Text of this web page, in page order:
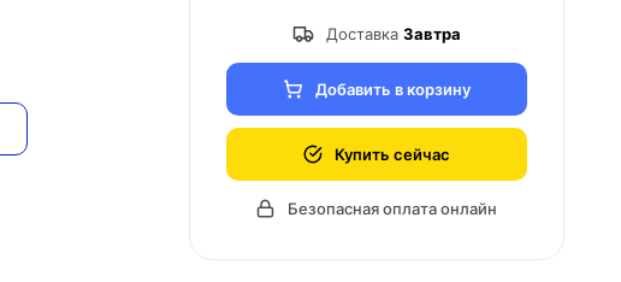
Доставка Завтра
Добавить в корзину
Купить сейчас
Безопасная оплата онлайн